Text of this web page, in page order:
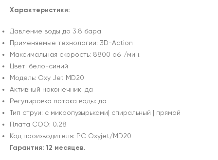
Характеристики:
Давление воды до 3.8 бара
Применяемые технологии: 3D-Action
Максимальная скорость: 8800 об. /мин.
Цвет: бело-синий
Модель: Oxy Jet MD20
Активный наконечник: да
Регулировка потока воды: да
Тип струи: с микропузырьками| спиральный | прямой
Плата СОО: 0.28
Код производителя: PC Oxyjet/MD20
Гарантия: 12 месяцев.